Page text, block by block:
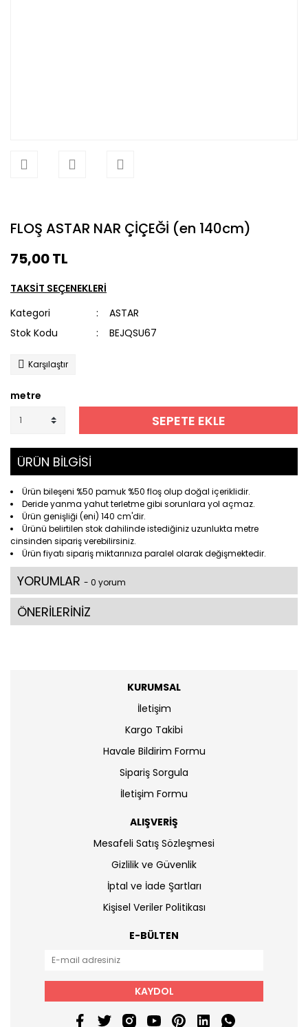
FLOŞ ASTAR NAR ÇİÇEĞİ (en 140cm)
75,00 TL
TAKSİT SEÇENEKLERİ
Kategori
ASTAR
Stok Kodu
BEJQSU67
Karşılaştır
metre
SEPETE EKLE
ÜRÜN BİLGİSİ
Ürün bileşeni %50 pamuk %50 floş olup doğal içeriklidir.
Deride yanma yahut terletme gibi sorunlara yol açmaz.
Ürün genişliği (eni) 140 cm'dir.
Ürünü belirtilen stok dahilinde istediğiniz uzunlukta metre
cinsinden sipariş verebilirsiniz.
Ürün fiyatı sipariş miktarınıza paralel olarak değişmektedir.
YORUMLAR - 0 yorum
ÖNERİLERİNİZ
KURUMSAL
İletişim
Kargo Takibi
Havale Bildirim Formu
Sipariş Sorgula
İletişim Formu
ALIŞVERİŞ
Mesafeli Satış Sözleşmesi
Gizlilik ve Güvenlik
İptal ve İade Şartları
Kişisel Veriler Politikası
E-BÜLTEN
KAYDOL